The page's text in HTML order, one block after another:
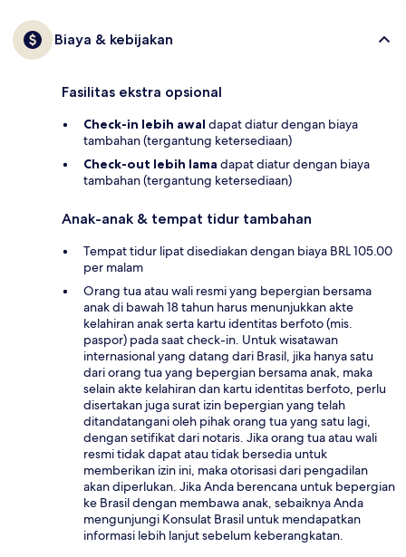
Biaya & kebijakan
Fasilitas ekstra opsional
Check-in lebih awal dapat diatur dengan biaya
tambahan (tergantung ketersediaan)
Check-out lebih lama dapat diatur dengan biaya
tambahan (tergantung ketersediaan)
Anak-anak & tempat tidur tambahan
Tempat tidur lipat disediakan dengan biaya BRL 105.00
per malam
Orang tua atau wali resmi yang bepergian bersama
anak di bawah 18 tahun harus menunjukkan akte
kelahiran anak serta kartu identitas berfoto (mis.
paspor) pada saat check-in. Untuk wisatawan
internasional yang datang dari Brasil, jika hanya satu
dari orang tua yang bepergian bersama anak, maka
selain akte kelahiran dan kartu identitas berfoto, perlu
disertakan juga surat izin bepergian yang telah
ditandatangani oleh pihak orang tua yang satu lagi,
dengan setifikat dari notaris. Jika orang tua atau wali
resmi tidak dapat atau tidak bersedia untuk
memberikan izin ini, maka otorisasi dari pengadilan
akan diperlukan. Jika Anda berencana untuk bepergian
ke Brasil dengan membawa anak, sebaiknya Anda
mengunjungi Konsulat Brasil untuk mendapatkan
informasi lebih lanjut sebelum keberangkatan.